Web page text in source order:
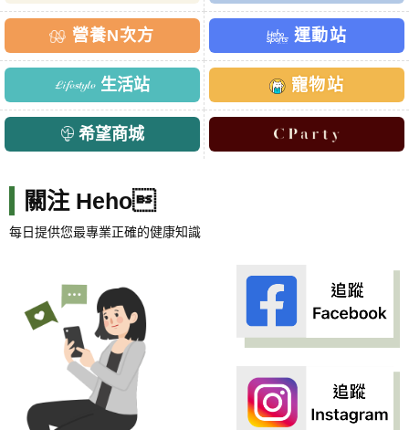
營養N次方 運動站
生活站 寵物站
希望商城
關注 Heho
每日提供您最專業正確的健康知識